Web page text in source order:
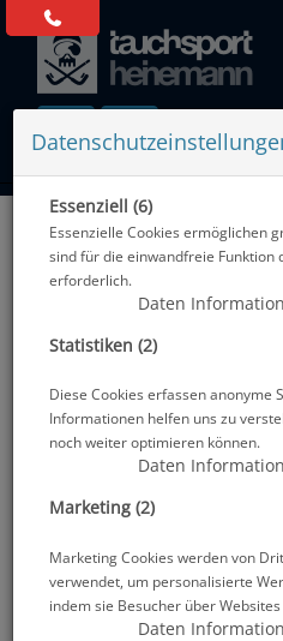
Alle Artikel zeigen aus:
Essenziell (6)
Essenzielle Cookies ermöglichen
sind für die einwandfreie Funktion
erforderlich.
Daten
Statistiken (2)
Diese Cookies erfassen anonyme
Informationen helfen uns zu
noch weiter optimieren können.
Daten
Marketing (2)
Marketing Cookies werden von
verwendet, um personalisierte
indem sie Besucher über
Daten